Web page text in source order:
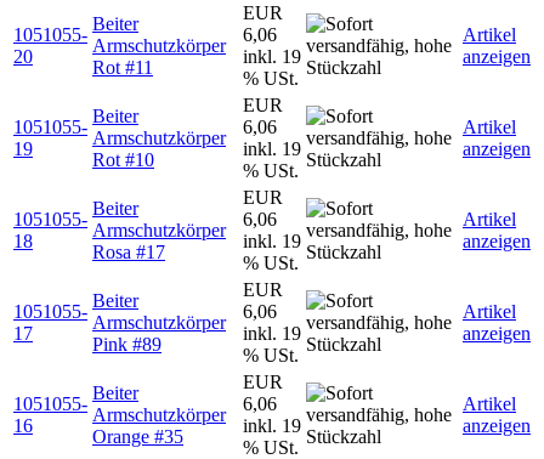
1051055-
20
Beiter
Armschutzkörper
Rot #11
EUR
6,06
inkl. 19
% USt.
Artikel
anzeigen
1051055-
19
Beiter
Armschutzkörper
Rot #10
EUR
6,06
inkl. 19
% USt.
Artikel
anzeigen
1051055-
18
Beiter
Armschutzkörper
Rosa #17
EUR
6,06
inkl. 19
% USt.
Artikel
anzeigen
1051055-
17
Beiter
Armschutzkörper
Pink #89
EUR
6,06
inkl. 19
% USt.
Artikel
anzeigen
1051055-
16
Beiter
Armschutzkörper
Orange #35
EUR
6,06
inkl. 19
% USt.
Artikel
anzeigen